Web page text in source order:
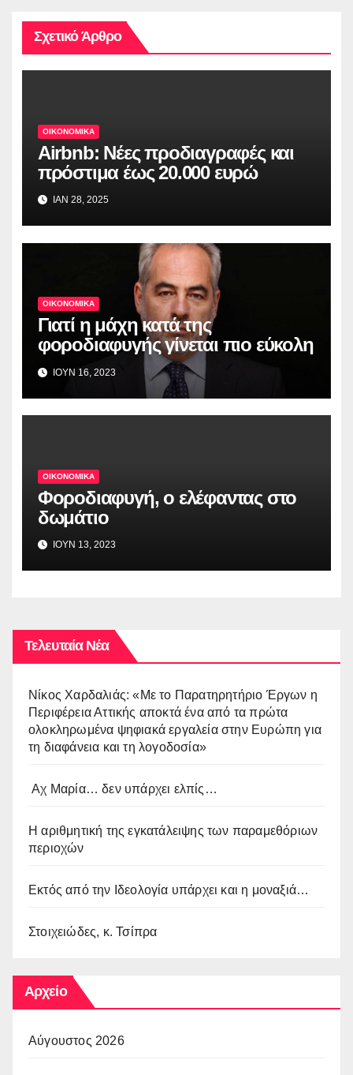
Σχετικό Άρθρο
ΟΙΚΟΝΟΜΙΚΑ
Airbnb: Νέες προδιαγραφές και
πρόστιμα έως 20.000 ευρώ
ΙΑΝ 28, 2025
ΟΙΚΟΝΟΜΙΚΑ
Γιατί η μάχη κατά της
φοροδιαφυγής γίνεται πιο εύκολη
ΙΟΥΝ 16, 2023
ΟΙΚΟΝΟΜΙΚΑ
Φοροδιαφυγή, ο ελέφαντας στο
δωμάτιο
ΙΟΥΝ 13, 2023
Τελευταία Νέα
Νίκος Χαρδαλιάς: «Με το Παρατηρητήριο Έργων η
Περιφέρεια Αττικής αποκτά ένα από τα πρώτα
ολοκληρωμένα ψηφιακά εργαλεία στην Ευρώπη για
τη διαφάνεια και τη λογοδοσία»
Αχ Μαρία… δεν υπάρχει ελπίς…
Η αριθμητική της εγκατάλειψης των παραμεθόριων
περιοχών
Εκτός από την Ιδεολογία υπάρχει και η μοναξιά…
Στοιχειώδες, κ. Τσίπρα
Αρχείο
Αύγουστος 2026